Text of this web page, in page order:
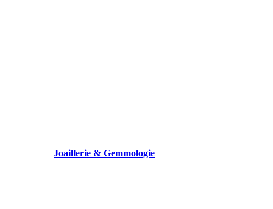
Joaillerie & Gemmologie